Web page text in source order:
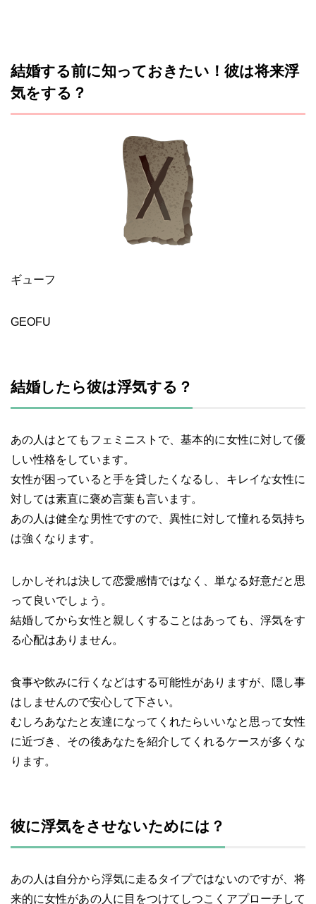
結婚する前に知っておきたい！彼は将来浮
気をする？
ギューフ
GEOFU
結婚したら彼は浮気する？
あの人はとてもフェミニストで、基本的に女性に対して優
しい性格をしています。
女性が困っていると手を貸したくなるし、キレイな女性に
対しては素直に褒め言葉も言います。
あの人は健全な男性ですので、異性に対して憧れる気持ち
は強くなります。
しかしそれは決して恋愛感情ではなく、単なる好意だと思
って良いでしょう。
結婚してから女性と親しくすることはあっても、浮気をす
る心配はありません。
食事や飲みに行くなどはする可能性がありますが、隠し事
はしませんので安心して下さい。
むしろあなたと友達になってくれたらいいなと思って女性
に近づき、その後あなたを紹介してくれるケースが多くな
ります。
彼に浮気をさせないためには？
あの人は自分から浮気に走るタイプではないのですが、将
来的に女性があの人に目をつけてしつこくアプローチして